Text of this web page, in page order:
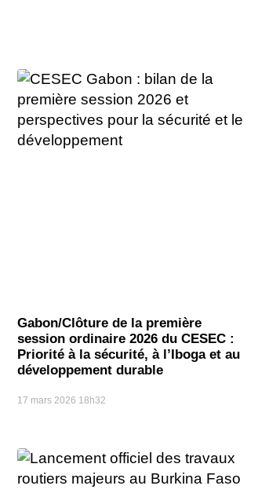
Gabon/Clôture de la première
session ordinaire 2026 du CESEC :
Priorité à la sécurité, à l’Iboga et au
développement durable
17 mars 2026 18h32